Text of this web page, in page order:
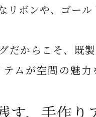
リボンや、ゴー
だからこそ、既
ムが空間の魅
す、手作り